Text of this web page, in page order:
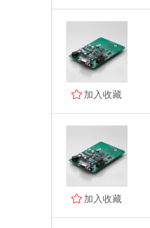
数字/模拟开关 电平转换 继电器
加入收藏
加入收藏